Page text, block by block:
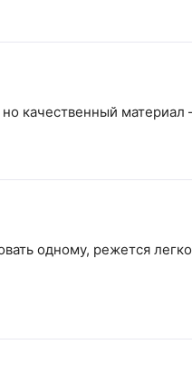
качественный
одному, режется